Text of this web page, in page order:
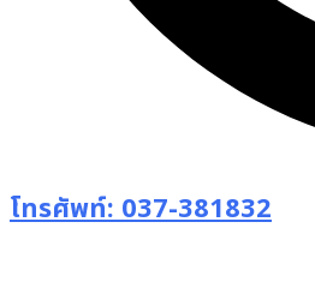
โทรศัพท์: 037-381832